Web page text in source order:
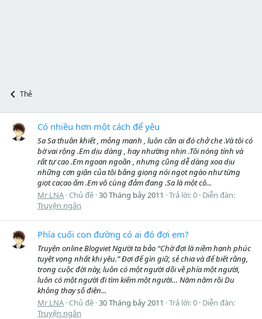
Thẻ
Có nhiều hơn một cách để yêu
Sa Sa thuần khiết , mỏng manh , luôn cần ai đó chở che .Và tôi có
bờ vai rộng .Em dịu dàng , hay nhường nhịn .Tôi nóng tính và
rất tự cao .Em ngoan ngoãn , nhưng cũng dễ dàng xoa dịu
những cơn giận của tôi bằng giọng nói ngọt ngào như từng
giọt cacao ấm .Em vô cùng đảm đang .Sa là một cô...
Mr LNA Chủ đề 30 Tháng bảy 2011 Trả lời: 0 Diễn đàn:
Truyện ngắn
Phía cuối con đường có ai đó đợi em?
Truyện online Blogviet Người ta bảo “Chờ đợi là niềm hạnh phúc
tuyệt vọng nhất khi yêu.” Đợi để gìn giữ, sẻ chia và để biết rằng,
trong cuộc đời này, luôn có một người dõi về phía một người,
luôn có một người đi tìm kiếm một người… Năm năm rồi Du
không thay số điện...
Mr LNA Chủ đề 30 Tháng bảy 2011 Trả lời: 0 Diễn đàn:
Truyện ngắn